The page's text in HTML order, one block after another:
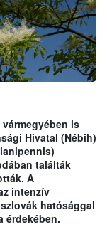
is
Hivatal (Nébih)
találták
A
intenzív
hatósággal
érdekében.